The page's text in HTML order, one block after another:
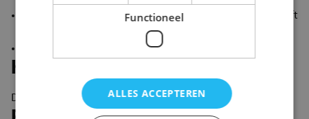
Je hebt voor de aanvraag geen architect nodig. En je hoeft
niet de eigenaar van de betrokken grond te zijn.
Het aanvraagformulier vind je
Kostprijs
De aanvraag bedraagt € 100.
Functioneel
ALLES ACCEPTEREN